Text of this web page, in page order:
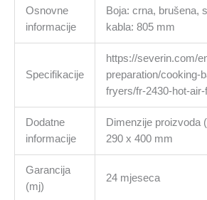
Osnovne
informacije
Boja: crna, brušena,
kabla: 805 mm
Specifikacije
https://severin.com/
preparation/cooking-
fryers/fr-2430-hot-
Dodatne
informacije
Dimenzije proizvoda
290 x 400 mm
Garancija
(mj)
24 mjeseca